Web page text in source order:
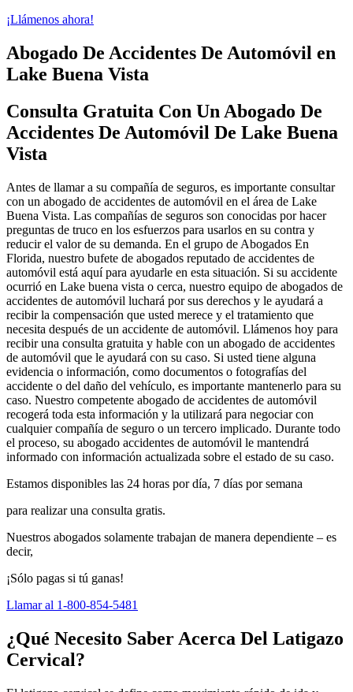
¡Llámenos ahora!
Abogado De Accidentes De Automóvil en
Lake Buena Vista
Consulta Gratuita Con Un Abogado De
Accidentes De Automóvil De Lake Buena
Vista
Antes de llamar a su compañía de seguros, es importante consultar
con un abogado de accidentes de automóvil en el área de Lake
Buena Vista. Las compañías de seguros son conocidas por hacer
preguntas de truco en los esfuerzos para usarlos en su contra y
reducir el valor de su demanda. En el grupo de Abogados En
Florida, nuestro bufete de abogados reputado de accidentes de
automóvil está aquí para ayudarle en esta situación. Si su accidente
ocurrió en Lake buena vista o cerca, nuestro equipo de abogados de
accidentes de automóvil luchará por sus derechos y le ayudará a
recibir la compensación que usted merece y el tratamiento que
necesita después de un accidente de automóvil. Llámenos hoy para
recibir una consulta gratuita y hable con un abogado de accidentes
de automóvil que le ayudará con su caso. Si usted tiene alguna
evidencia o información, como documentos o fotografías del
accidente o del daño del vehículo, es importante mantenerlo para su
caso. Nuestro competente abogado de accidentes de automóvil
recogerá toda esta información y la utilizará para negociar con
cualquier compañía de seguro o un tercero implicado. Durante todo
el proceso, su abogado accidentes de automóvil le mantendrá
informado con información actualizada sobre el estado de su caso.
Estamos disponibles las 24 horas por día, 7 días por semana
para realizar una consulta gratis.
Nuestros abogados solamente trabajan de manera dependiente – es
decir,
¡Sólo pagas si tú ganas!
Llamar al 1-800-854-5481
¿Qué Necesito Saber Acerca Del Latigazo
Cervical?